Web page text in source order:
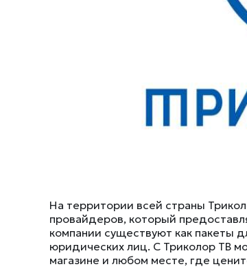
На территории всей страны
провайдеров, который
компании существуют как пакеты
юридических лиц. С Триколор ТВ
магазине и любом месте, где